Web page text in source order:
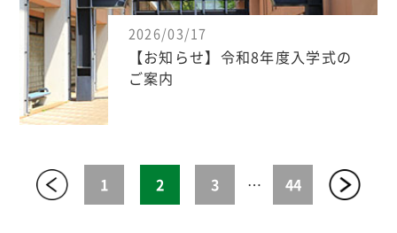
2026/03/17
【お知らせ】令和8年度入学式の
ご案内
1 2 3 … 44